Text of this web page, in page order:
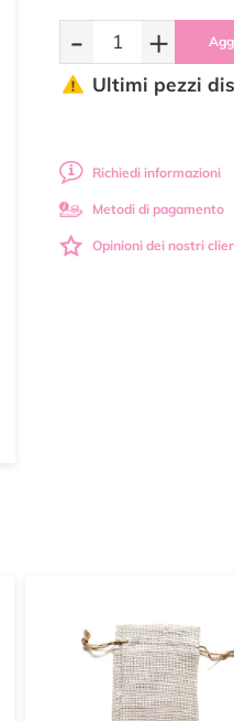
- +
Ultimi pezzi
Richiedi informazioni
Metodi di pagamento
Opinioni dei nostri